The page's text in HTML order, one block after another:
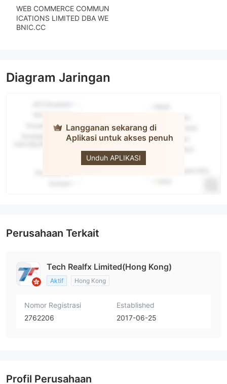
WEB COMMERCE COMMUN
ICATIONS LIMITED DBA WE
BNIC.CC
Diagram Jaringan
Langganan sekarang di
Aplikasi untuk akses penuh
Unduh APLIKASI
REALFX
Perusahaan Terkait
Tech Realfx Limited(Hong Kong)
Aktif Hong Kong
Nomor Registrasi
2762206
Established
2017-06-25
Profil Perusahaan